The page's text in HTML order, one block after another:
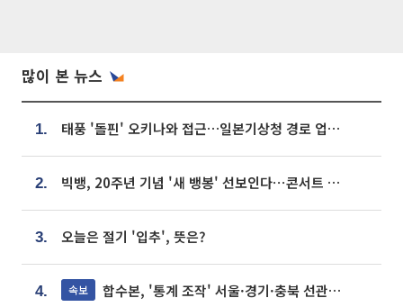
많이 본 뉴스
1. 태풍 '돌핀' 오키나와 접근…일본기상청 경로 업데이트
2. 빅뱅, 20주년 기념 '새 뱅봉' 선보인다⋯콘서트 앞두고 팝업 개최
3. 오늘은 절기 '입추', 뜻은?
4. 속보 합수본, '통계 조작' 서울·경기·충북 선관위 등 추가 압수수색